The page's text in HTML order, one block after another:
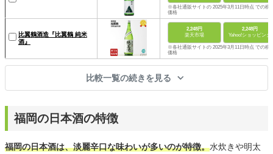
※各社通販サイトの 2025年3月11日時点 での税
価格
比翼鶴酒造『比翼鶴 純米
酒』
2,248円
楽天市場
2,248円
Yahoo!ショッピング
※各社通販サイトの 2025年3月11日時点 での税
価格
比較一覧の続きを見る
福岡の日本酒の特徴
福岡の日本酒は、淡麗辛口な味わいが多いのが特徴。水炊きや明太